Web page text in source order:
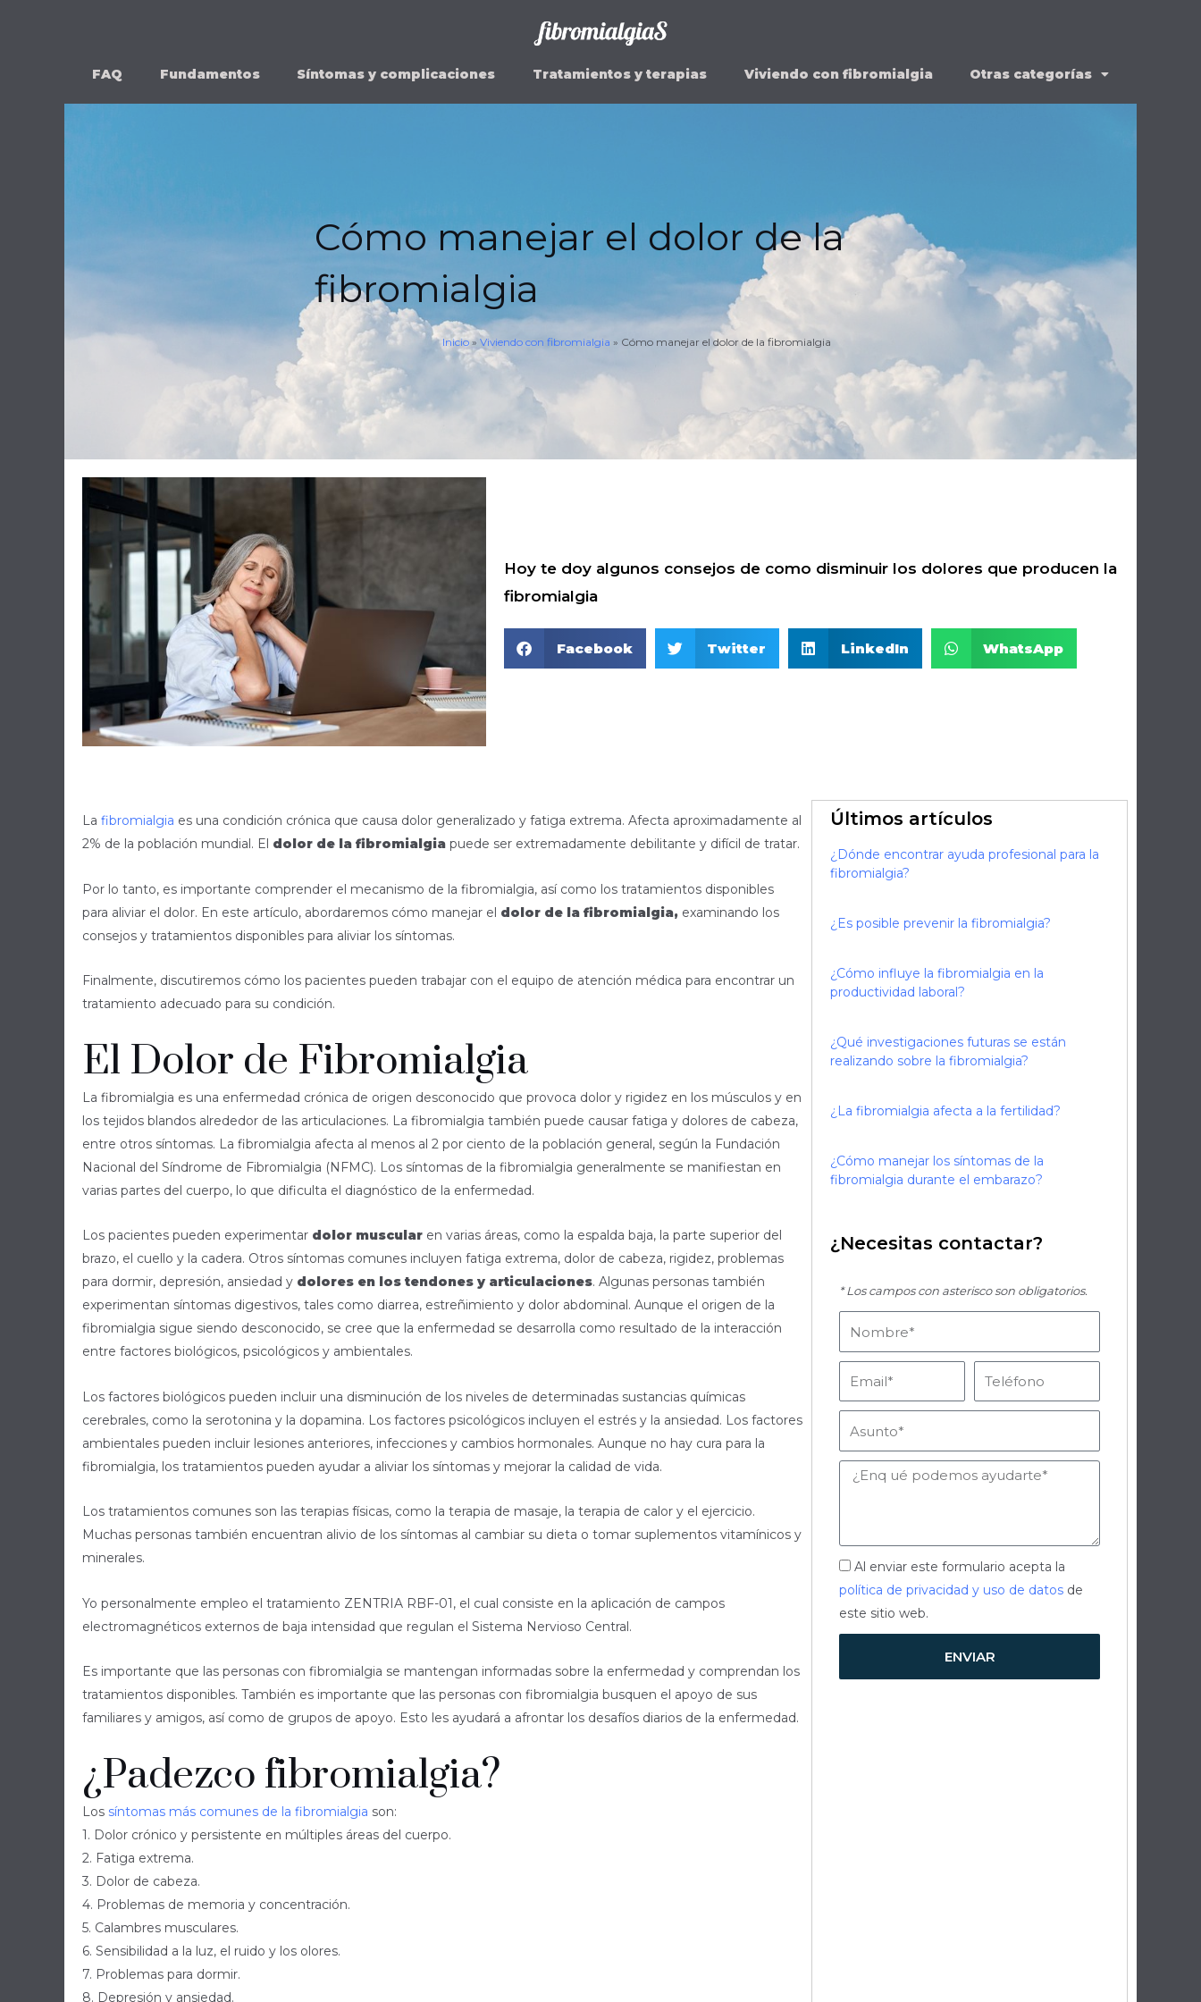
FAQ
Fundamentos Síntomas y complicaciones Tratamientos y terapias Viviendo con fibromialgia Otras categorías
Cómo manejar el dolor de la
fibromialgia
Inicio» Viviendo con fibromialgia » Cómo manejar el dolor de la fibromialgia
Hoy te doy algunos consejos de como disminuir los dolores que producen la
fibromialgia
Facebook Twitter LinkedIn WhatsApp
La fibromialgia es una condición crónica que causa dolor generalizado y fatiga extrema. Afecta aproximadamente al
2% de la población mundial. El dolor de la fibromialgia puede ser extremadamente debilitante y difícil de tratar.
Por lo tanto, es importante comprender el mecanismo de la fibromialgia, así como los tratamientos disponibles
para aliviar el dolor. En este artículo, abordaremos cómo manejar el dolor de la fibromialgia, examinando los
consejos y tratamientos disponibles para aliviar los síntomas.
Finalmente, discutiremos cómo los pacientes pueden trabajar con el equipo de atención médica para encontrar un
tratamiento adecuado para su condición.
El Dolor de Fibromialgia
La fibromialgia es una enfermedad crónica de origen desconocido que provoca dolor y rigidez en los músculos y en
los tejidos blandos alrededor de las articulaciones. La fibromialgia también puede causar fatiga y dolores de cabeza,
entre otros síntomas. La fibromialgia afecta al menos al 2 por ciento de la población general, según la Fundación
Nacional del Síndrome de Fibromialgia (NFMC). Los síntomas de la fibromialgia generalmente se manifiestan en
varias partes del cuerpo, lo que dificulta el diagnóstico de la enfermedad.
Los pacientes pueden experimentar dolor muscular en varias áreas, como la espalda baja, la parte superior del
brazo, el cuello y la cadera. Otros síntomas comunes incluyen fatiga extrema, dolor de cabeza, rigidez, problemas
para dormir, depresión, ansiedad y dolores en los tendones y articulaciones. Algunas personas también
experimentan síntomas digestivos, tales como diarrea, estreñimiento y dolor abdominal. Aunque el origen de la
fibromialgia sigue siendo desconocido, se cree que la enfermedad se desarrolla como resultado de la interacción
entre factores biológicos, psicológicos y ambientales.
Los factores biológicos pueden incluir una disminución de los niveles de determinadas sustancias químicas
cerebrales, como la serotonina y la dopamina. Los factores psicológicos incluyen el estrés y la ansiedad. Los factores
ambientales pueden incluir lesiones anteriores, infecciones y cambios hormonales. Aunque no hay cura para la
fibromialgia, los tratamientos pueden ayudar a aliviar los síntomas y mejorar la calidad de vida.
Los tratamientos comunes son las terapias físicas, como la terapia de masaje, la terapia de calor y el ejercicio.
Muchas personas también encuentran alivio de los síntomas al cambiar su dieta o tomar suplementos vitamínicos y
minerales.
Yo personalmente empleo el tratamiento ZENTRIA RBF-01, el cual consiste en la aplicación de campos
electromagnéticos externos de baja intensidad que regulan el Sistema Nervioso Central.
Es importante que las personas con fibromialgia se mantengan informadas sobre la enfermedad y comprendan los
tratamientos disponibles. También es importante que las personas con fibromialgia busquen el apoyo de sus
familiares y amigos, así como de grupos de apoyo. Esto les ayudará a afrontar los desafíos diarios de la enfermedad.
¿Padezco fibromialgia?
Los síntomas más comunes de la fibromialgia son:
1. Dolor crónico y persistente en múltiples áreas del cuerpo.
2. Fatiga extrema.
3. Dolor de cabeza.
4. Problemas de memoria y concentración.
5. Calambres musculares.
6. Sensibilidad a la luz, el ruido y los olores.
7. Problemas para dormir.
8. Depresión y ansiedad.
Últimos artículos
¿Dónde encontrar ayuda profesional para la
fibromialgia?
¿Es posible prevenir la fibromialgia?
¿Cómo influye la fibromialgia en la
productividad laboral?
¿Qué investigaciones futuras se están
realizando sobre la fibromialgia?
¿La fibromialgia afecta a la fertilidad?
¿Cómo manejar los síntomas de la
fibromialgia durante el embarazo?
¿Necesitas contactar?
* Los campos con asterisco son obligatorios.
Mensaje
Aceptación
Al enviar este formulario acepta la
política de privacidad y uso de datos de
este sitio web.
ENVIAR